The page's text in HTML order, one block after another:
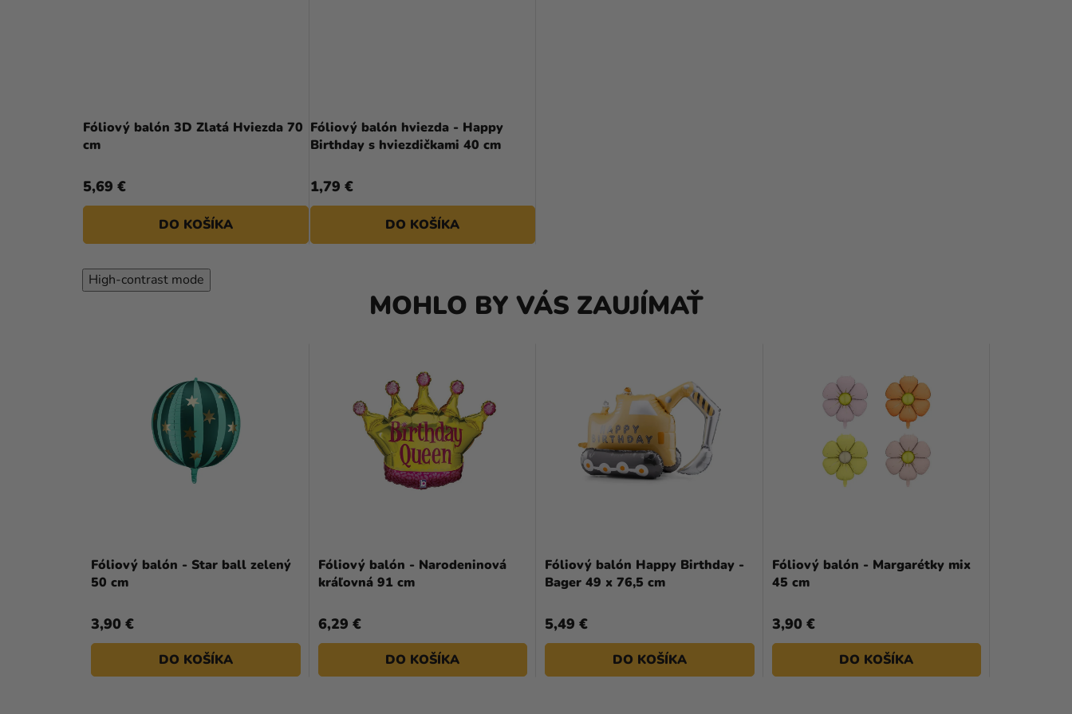
Fóliový balón 3D Zlatá Hviezda 70
cm
5,69 €
DO KOŠÍKA
Fóliový balón hviezda - Happy
Birthday s hviezdičkami 40 cm
1,79 €
DO KOŠÍKA
High-contrast mode
MOHLO BY VÁS ZAUJÍMAŤ
Fóliový balón - Star ball zelený
50 cm
3,90 €
DO KOŠÍKA
Fóliový balón - Narodeninová
kráľovná 91 cm
6,29 €
DO KOŠÍKA
Fóliový balón Happy Birthday -
Bager 49 x 76,5 cm
5,49 €
DO KOŠÍKA
Fóliový balón - Margarétky mix
45 cm
3,90 €
DO KOŠÍKA